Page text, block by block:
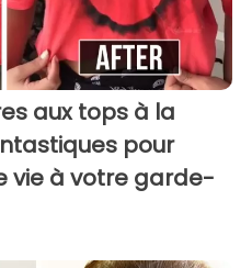
aux tops à la
pour
vie à votre garde-